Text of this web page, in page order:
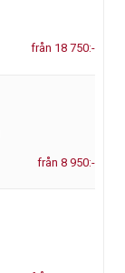
från 18 750:-
från 8 950:-